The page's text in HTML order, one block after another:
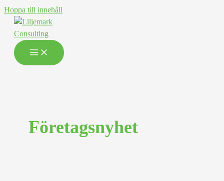
Hoppa till innehåll
Företagsnyhet